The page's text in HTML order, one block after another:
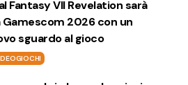
Fantasy VII Revelation sarà
Gamescom 2026 con un
sguardo al gioco